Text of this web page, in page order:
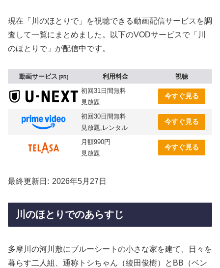
現在「川のほとりで」を視聴できる動画配信サービスを調
査して一覧にまとめました。以下のVODサービスで「川
のほとりで」が配信中です。
動画サービス PR 利用料金
視聴
初回31日間無料
見放題
今すぐ見る
初回30日間無料
見放題,レンタル
今すぐ見る
月額990円
見放題
今すぐ見る
最終更新日 2026年5月27日
川のほとりでのあらすじ
多摩川の河川敷にブルーシートの小さな家を建て、日々を
暮らす二人組、通称トシちゃん（綾田俊樹）とBB（ベン